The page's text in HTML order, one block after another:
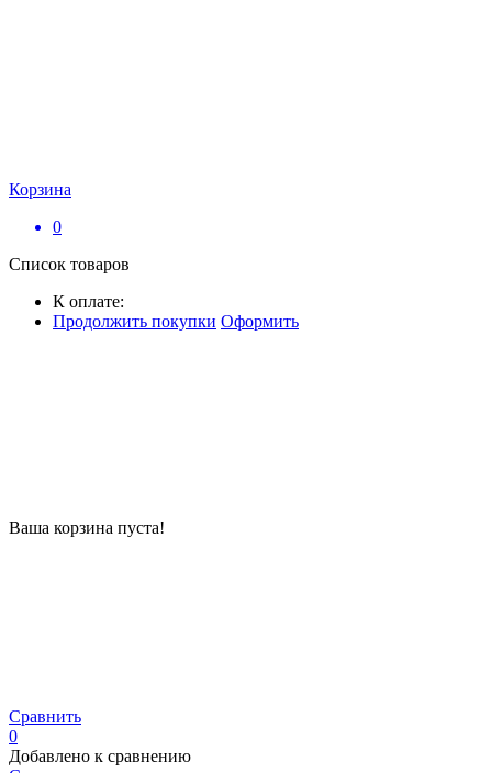
Корзина
0
Список товаров
К оплате:
Продолжить покупки Оформить
Ваша корзина пуста!
Сравнить
0
Добавлено к сравнению